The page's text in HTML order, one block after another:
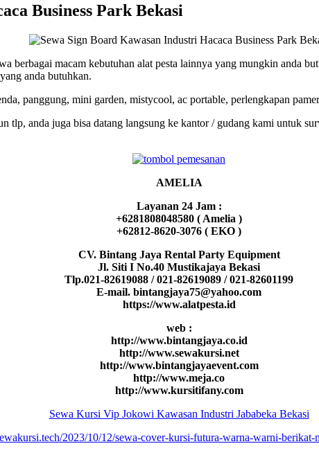
Business Park Bekasi
berbagai macam kebutuhan alat pesta lainnya yang mungkin anda
anda butuhkan.
panggung, mini garden, mistycool, ac portable, perlengkapan
tlp, anda juga bisa datang langsung ke kantor / gudang kami untuk
AMELIA
Layanan 24 Jam :
+6281808048580 ( Amelia )
+62812-8620-3076 ( EKO )
CV. Bintang Jaya Rental Party Equipment
Jl. Siti I No.40 Mustikajaya Bekasi
Tlp.021-82619088 / 021-82619089 / 021-82601199
E-mail. bintangjaya75@yahoo.com
https://www.alatpesta.id
web :
http://www.bintangjaya.co.id
http://www.sewakursi.net
http://www.bintangjayaevent.com
http://www.meja.co
http://www.kursitifany.com
Sewa Kursi Vip Jokowi Kawasan Industri Jababeka Bekasi
2023/10/12/sewa-cover-kursi-futura-warna-warni-berikat-